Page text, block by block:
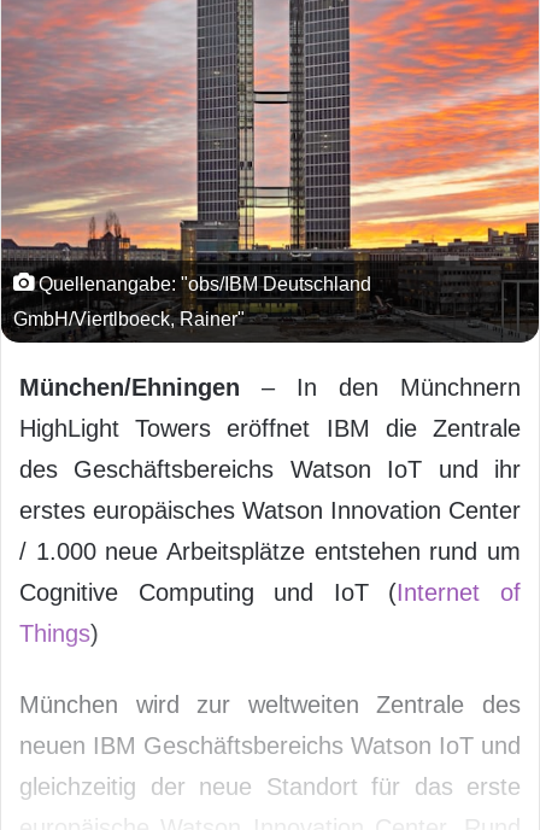
Quellenangabe: "obs/IBM Deutschland
GmbH/Viertlboeck, Rainer"
München/Ehningen – In den Münchnern
HighLight Towers eröffnet IBM die Zentrale
des Geschäftsbereichs Watson IoT und ihr
erstes europäisches Watson Innovation Center
/ 1.000 neue Arbeitsplätze entstehen rund um
Cognitive Computing und IoT (Internet of
Things)
München wird zur weltweiten Zentrale des
neuen IBM Geschäftsbereichs Watson IoT und
gleichzeitig der neue Standort für das erste